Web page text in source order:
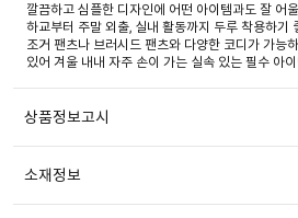
깔끔하고 심플한 디자인에 어떤 아이템과도 잘 어
하교부터 주말 외출, 실내 활동까지 두루 착용하기
조거 팬츠나 브러시드 팬츠와 다양한 코디가 가능
있어 겨울 내내 자주 손이 가는 실속 있는 필수 아
상품정보고시
소재정보